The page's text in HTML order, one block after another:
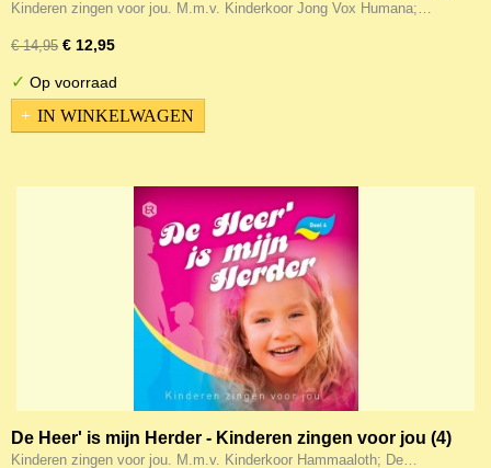
Kinderen zingen voor jou. M.m.v. Kinderkoor Jong Vox Humana;…
€ 14,95 € 12,95
✓ Op voorraad
IN WINKELWAGEN
De Heer' is mijn Herder - Kinderen zingen voor jou (4)
Kinderen zingen voor jou. M.m.v. Kinderkoor Hammaaloth; De…